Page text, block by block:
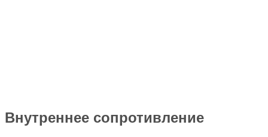
Внутреннее сопротивление